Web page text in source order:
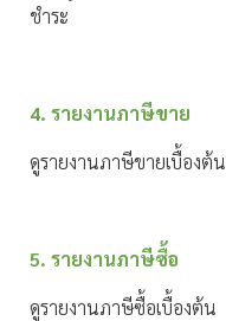
ชำระ
4. รายงานภาษีขาย
ดูรายงานภาษีขายเบื้องต้น
5. รายงานภาษีซื้อ
ดูรายงานภาษีซื้อเบื้องต้น